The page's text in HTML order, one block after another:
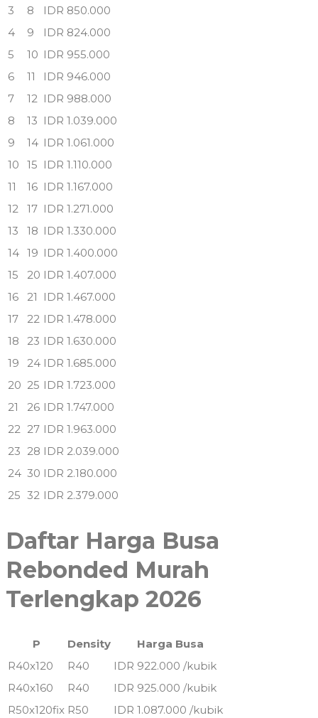
3
8
IDR 850.000
4
9
IDR 824.000
5
10 IDR 955.000
6
11
IDR 946.000
7
12 IDR 988.000
8
13 IDR 1.039.000
9
14 IDR 1.061.000
10
15 IDR 1.110.000
11
16 IDR 1.167.000
12
17 IDR 1.271.000
13
18 IDR 1.330.000
14 19 IDR 1.400.000
15
20 IDR 1.407.000
16
21
IDR 1.467.000
17
22 IDR 1.478.000
18
23 IDR 1.630.000
19
24 IDR 1.685.000
20 25 IDR 1.723.000
21
26 IDR 1.747.000
22 27 IDR 1.963.000
23 28 IDR 2.039.000
24 30 IDR 2.180.000
25 32 IDR 2.379.000
Daftar Harga Busa
Rebonded Murah
Terlengkap 2026
P Density
Harga Busa
R40x120
R40
IDR 922.000 /kubik
R40x160
R40
IDR 925.000 /kubik
R50x120fix R50 IDR 1.087.000 /kubik